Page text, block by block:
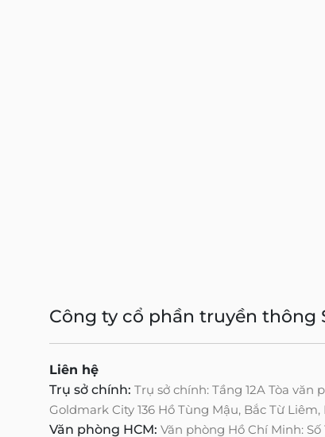
Công ty cổ phần truyền thông
Liên hệ
Trụ sở chính: Trụ sở chính: Tầng 12A Tòa văn
Goldmark City 136 Hồ Tùng Mậu, Bắc Từ Liêm,
Văn phòng HCM: Văn phòng Hồ Chí Minh: